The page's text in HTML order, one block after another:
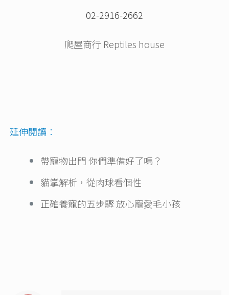
02-2916-2662
爬屋商行 Reptiles house
延伸閱讀：
帶寵物出門 你們準備好了嗎？
貓掌解析，從肉球看個性
正確養寵的五步驟 放心寵愛毛小孩